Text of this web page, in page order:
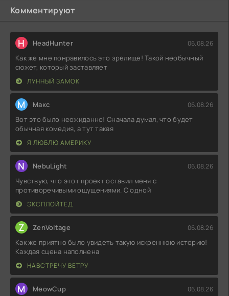
Комментируют
H HeadHunter 06.08.26
Как же мне понравилось это зрелище! Такой необычный
сюжет, который заставляет
ЛУННЫЙ ЗАМОК
М Макс 06.08.26
Вот это было неожиданно! Сначала думал, что будет
обычная комедия, а тут такая
Я ЛЮБЛЮ АМЕРИКУ
N NebuLight 06.08.26
Чувствую, что этот проект оставил меня с
противоречивыми ощущениями. С одной
ЭКСПЛОЙТЕД
Z ZenVoltage 06.08.26
Как же приятно было увидеть такую искреннюю историю!
Каждая сцена наполнена
НАВСТРЕЧУ ВЕТРУ
M MeowCup 06.08.26